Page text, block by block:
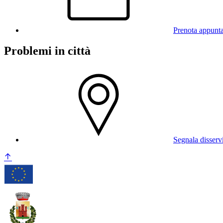
Prenota
Problemi in città
Segnala